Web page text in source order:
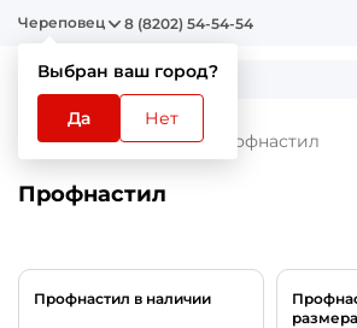
Череповец
Выбран ваш город?
Да Нет
8 (8202) 54-54-54
Главная Каталог Профнастил
Профнастил
Профнастил в наличии